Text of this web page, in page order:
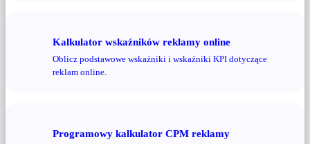
Kalkulator wskaźników reklamy online
Oblicz podstawowe wskaźniki i wskaźniki KPI dotyczące
reklam online.
Programowy kalkulator CPM reklamy